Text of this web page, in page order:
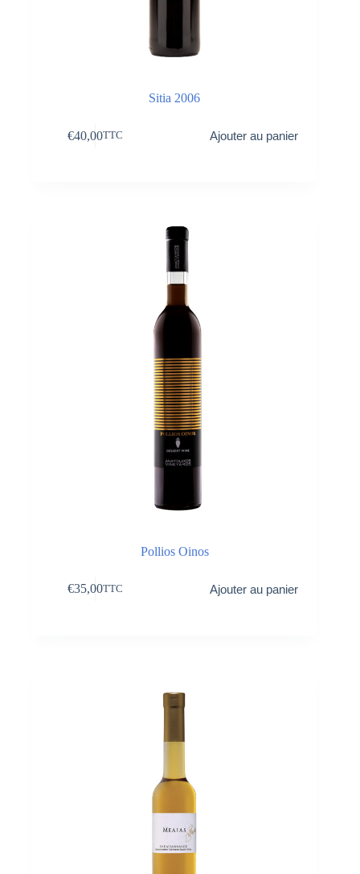
Sitia 2006
€40,00TTC Ajouter au panier
Pollios Oinos
€35,00TTC Ajouter au panier